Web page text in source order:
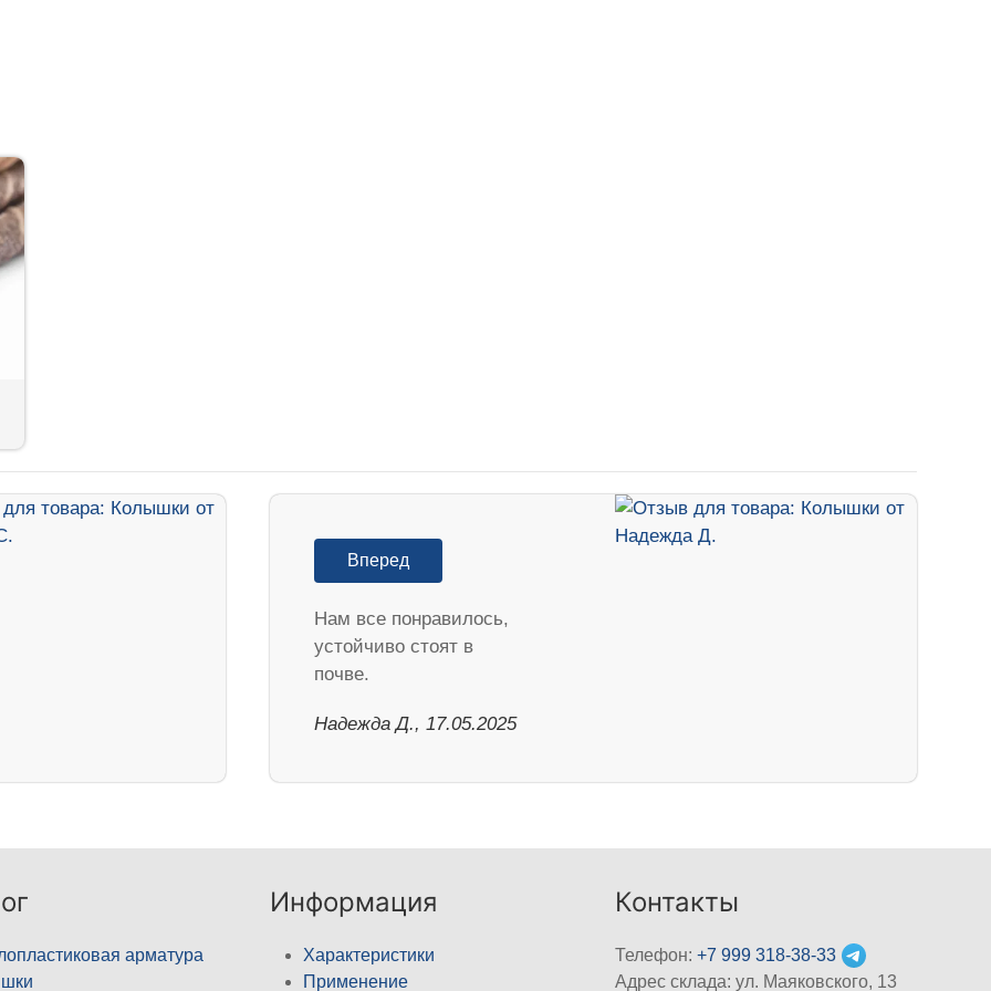
Вперед
Нам все понравилось,
устойчиво стоят в
почве.
Надежда Д., 17.05.2025
арматура
Информация
Характеристики
Применение
Контакты
Телефон:+7 999 318-38-33
Адрес склада: ул. Маяковского, 13